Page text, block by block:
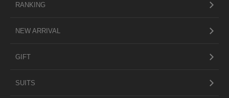
RANKING
NEW ARRIVAL
GIFT
SUITS